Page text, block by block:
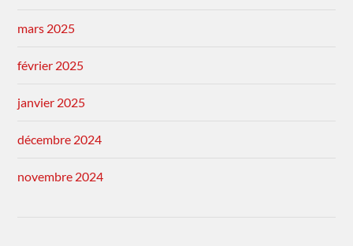
mars 2025
février 2025
janvier 2025
décembre 2024
novembre 2024